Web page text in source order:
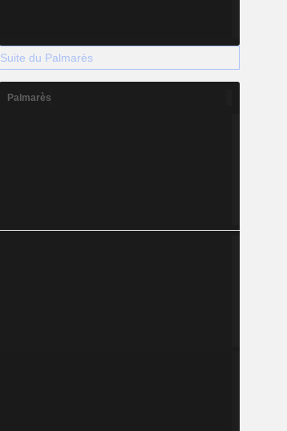
Suite du Palmarès
Palmarès